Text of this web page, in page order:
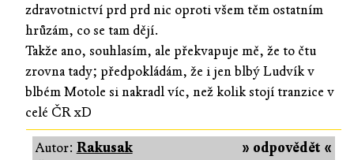
zdravotnictví prd prd nic oproti všem těm ostatním
hrůzám, co se tam dějí.
Takže ano, souhlasím, ale překvapuje mě, že to čtu
zrovna tady; předpokládám, že i jen blbý Ludvík v
blbém Motole si nakradl víc, než kolik stojí tranzice v
celé ČR xD
» odpovědět «
Autor: Rakusak